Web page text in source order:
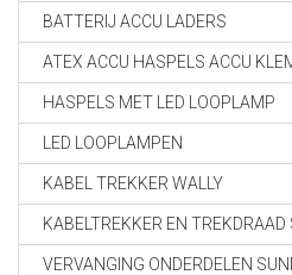
BATTERIJ ACCU LADERS
ATEX ACCU HASPELS ACCU
HASPELS MET LED LOOPLAMP
LED LOOPLAMPEN
KABEL TREKKER WALLY
KABELTREKKER EN
VERVANGING ONDERDELEN